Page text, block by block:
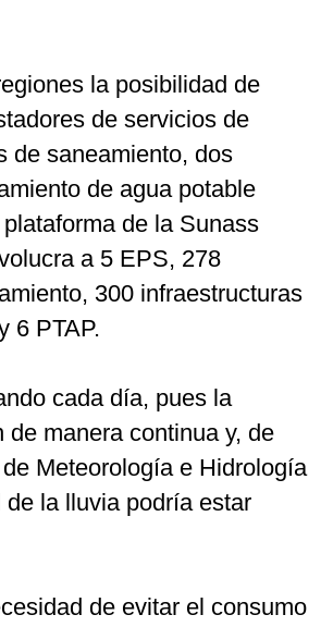
la posibilidad de
de servicios de
de saneamiento, dos
de agua potable
de la Sunass
a 5 EPS, 278
300 infraestructuras
6 PTAP.
cada día, pues la
manera continua y, de
Meteorología e Hidrología
la lluvia podría estar
de evitar el consumo